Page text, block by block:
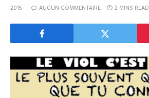
2015 AUCUN COMMENTAIRE 2 MINS READ